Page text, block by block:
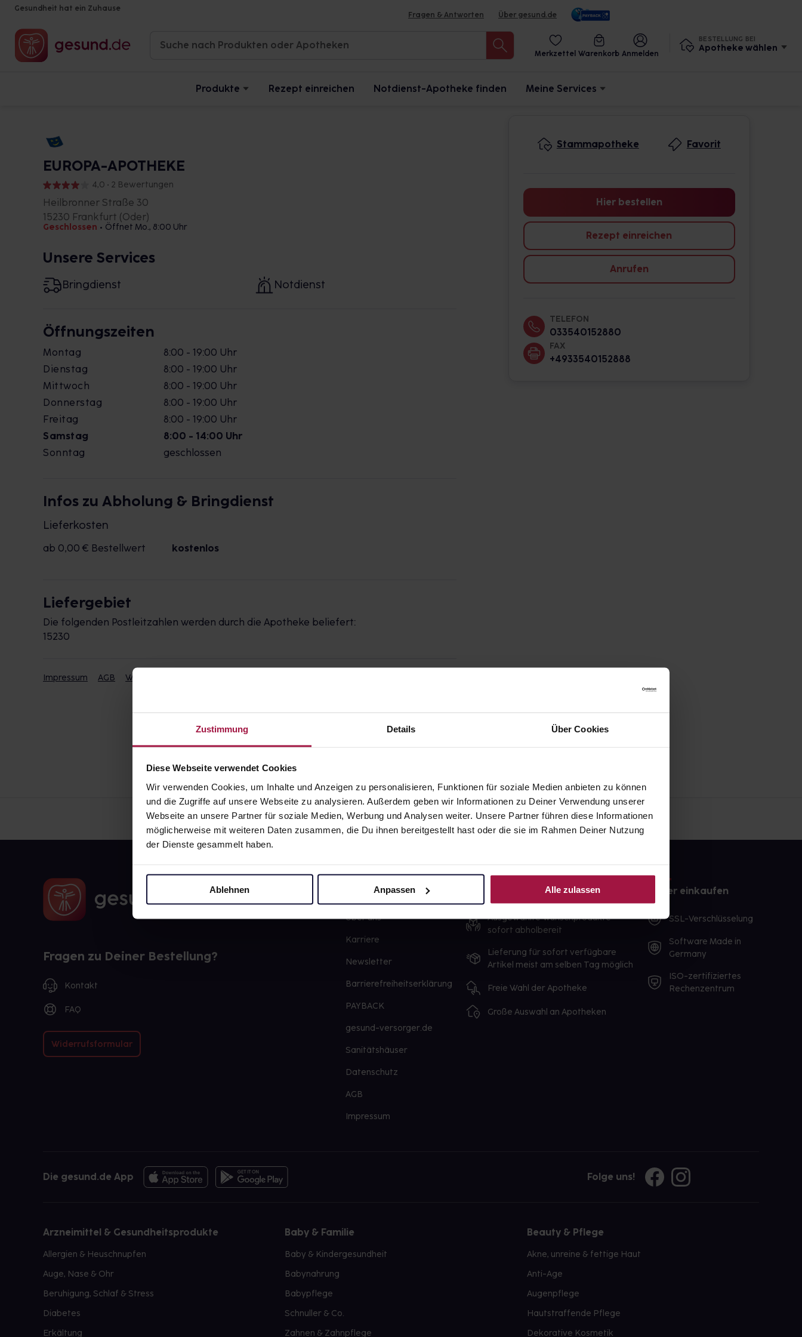
Zustimmung Details Über Cookies
Diese Webseite verwendet Cookies
Wir verwenden Cookies, um Inhalte und Anzeigen zu personalisieren, Funktionen für soziale Medien anbieten zu können
und die Zugriffe auf unsere Webseite zu analysieren. Außerdem geben wir Informationen zu Deiner Verwendung unserer
Webseite an unsere Partner für soziale Medien, Werbung und Analysen weiter. Unsere Partner führen diese Informationen
möglicherweise mit weiteren Daten zusammen, die Du ihnen bereitgestellt hast oder die sie im Rahmen Deiner Nutzung
der Dienste gesammelt haben.
Ablehnen Anpassen Alle zulassen
Gesundheit hat ein Zuhause
Fragen & Antworten Über gesund.de
Merkzettel Warenkorb Anmelden
BESTELLUNG BEI
Apotheke wählen
Produkte Rezept einreichen Notdienst-Apotheke finden Meine Services
EUROPA-APOTHEKE
4,0 • 2 Bewertungen
Heilbronner Straße 30
15230 Frankfurt (Oder)
Geschlossen • Öffnet Mo., 8:00 Uhr
Unsere Services
Bringdienst Notdienst
Öffnungszeiten
Montag
8:00 - 19:00 Uhr
Dienstag
8:00 - 19:00 Uhr
Mittwoch
8:00 - 19:00 Uhr
Donnerstag
8:00 - 19:00 Uhr
Freitag
8:00 - 19:00 Uhr
Samstag
8:00 - 14:00 Uhr
Sonntag
geschlossen
Infos zu Abholung & Bringdienst
Lieferkosten
ab 0,00 € Bestellwert kostenlos
Liefergebiet
Die folgenden Postleitzahlen werden durch die Apotheke beliefert:
15230
Impressum AGB Widerrufsbelehrung
Stammapotheke Favorit
Hier bestellen
Rezept einreichen
Anrufen
TELEFON
033540152880
FAX
+4933540152888
Fragen zu Deiner Bestellung?
Kontakt
FAQ
Widerrufsformular
gesund.de
Über uns
Karriere
Newsletter
Barrierefreiheitserklärung
PAYBACK
gesund-versorger.de
Sanitätshäuser
Datenschutz
AGB
Impressum
Ausgewählte Wunschprodukte
sofort abholbereit
Lieferung für sofort verfügbare
Artikel meist am selben Tag möglich
Freie Wahl der Apotheke
Große Auswahl an Apotheken
Sicher einkaufen
SSL-Verschlüsselung
Software Made in
Germany
ISO-zertifiziertes
Rechenzentrum
Die gesund.de App Folge uns!
Arzneimittel & Gesundheitsprodukte
Allergien & Heuschnupfen
Auge, Nase & Ohr
Beruhigung, Schlaf & Stress
Diabetes
Erkältung
Baby & Familie
Baby & Kindergesundheit
Babynahrung
Babypflege
Schnuller & Co.
Zahnen & Zahnpflege
Beauty & Pflege
Akne, unreine & fettige Haut
Anti-Age
Augenpflege
Hautstraffende Pflege
Dekorative Kosmetik